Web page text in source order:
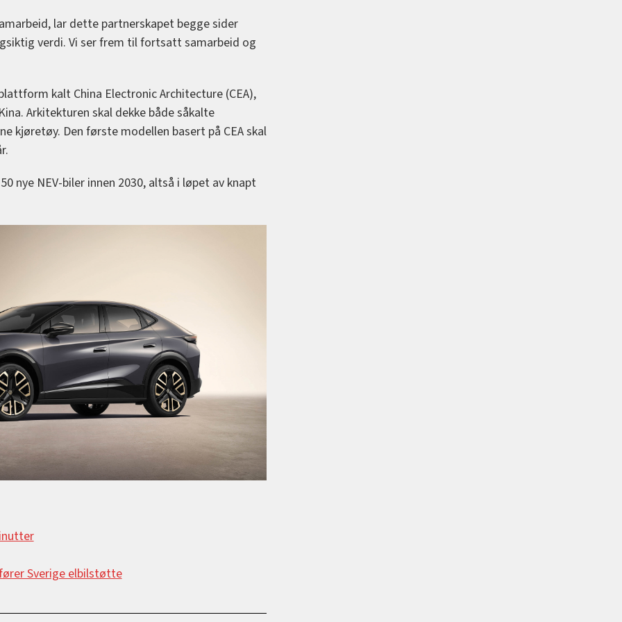
lar dette partnerskapet begge sider
verdi. Vi ser frem til fortsatt samarbeid og
kalt China Electronic Architecture (CEA),
Arkitekturen skal dekke både såkalte
kjøretøy. Den første modellen basert på CEA skal
nye NEV-biler innen 2030, altså i løpet av knapt
Sverige elbilstøtte